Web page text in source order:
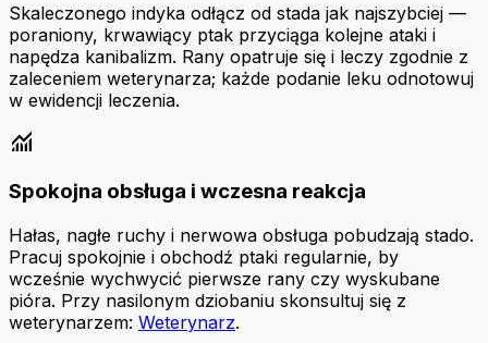
Skaleczonego indyka odłącz od stada jak najszybciej —
poraniony, krwawiący ptak przyciąga kolejne ataki i
napędza kanibalizm. Rany opatruje się i leczy zgodnie z
zaleceniem weterynarza; każde podanie leku odnotowuj
w ewidencji leczenia.
monitoring
Spokojna obsługa i wczesna reakcja
Hałas, nagłe ruchy i nerwowa obsługa pobudzają stado.
Pracuj spokojnie i obchodź ptaki regularnie, by
wcześnie wychwycić pierwsze rany czy wyskubane
pióra. Przy nasilonym dziobaniu skonsultuj się z
weterynarzem: Weterynarz.